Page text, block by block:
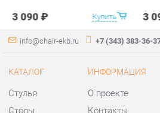
Столы
Кресла
Аксессуары
Банкетки
Контакты
Дизайн
Доставка и Оплата
Скидки и Акции